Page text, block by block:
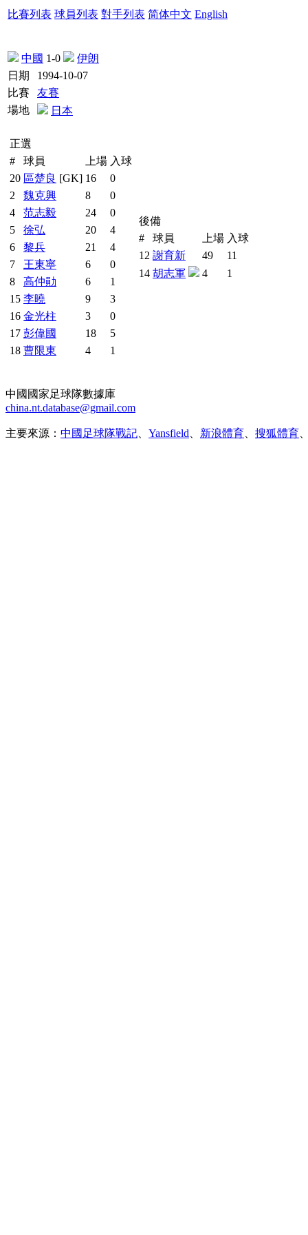
比賽列表 球員列表 對手列表 简体中文 English
中國 1-0
伊朗
日期
1994-10-07
比賽
友賽
場地
日本
正選
#
球員 上場 入球
20 區楚良 [GK] 16
0
2
魏克興 8
0
4
范志毅 24
0
5
徐弘 20
4
6
黎兵 21
4
7
王東寧 6
0
8
高仲勛 6
1
15 李曉 9
3
16 金光柱 3
0
17 彭偉國 18
5
18 曹限東 4 1
後備
#
球員 上場 入球
12 謝育新 49
11
14 胡志軍 4 1
中國國家足球隊數據庫
china.nt.database@gmail.com
主要來源： 中國足球隊戰記 Yansfield 新浪體育 搜狐體育